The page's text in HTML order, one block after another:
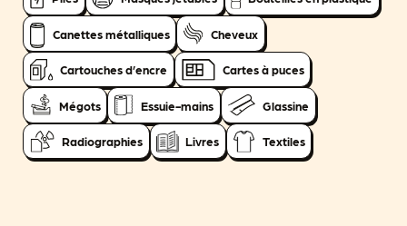
Canettes métalliques Cheveux
Cartouches d’encre Cartes à puces
Mégots Essuie-mains Glassine
Radiographies Livres Textiles